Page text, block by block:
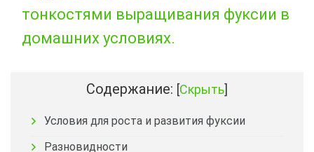
тонкостями выращивания фуксии в
домашних условиях.
Содержание: [Скрыть]
Условия для роста и развития фуксии
Разновидности